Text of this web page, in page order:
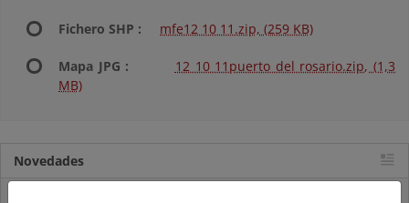
Fichero SHP : mfe12 10 11.zip, (259 KB)
Mapa JPG :
12 10 11puerto del rosario.zip, (1,3
MB)
Novedades